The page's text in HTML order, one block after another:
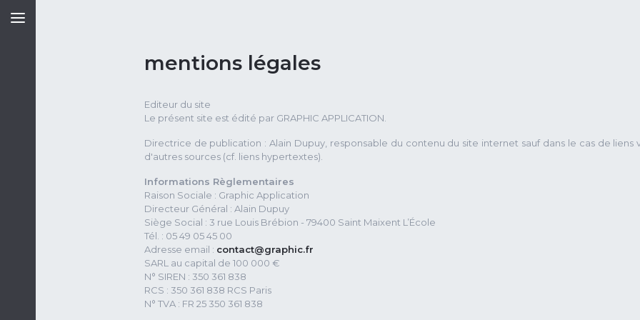
mentions légales
Editeur du site
Le présent site est édité par GRAPHIC APPLICATION.
Directrice de publication : Alain Dupuy, responsable du contenu du site internet sauf dans le cas de liens
d'autres sources (cf. liens hypertextes).
Informations Règlementaires
Raison Sociale : Graphic Application
Directeur Général : Alain Dupuy
Siège Social : 3 rue Louis Brébion - 79400 Saint Maixent L’École
Tél. : 05 49 05 45 00
Adresse email : contact@graphic.fr
SARL au capital de 100 000 €
N° SIREN : 350 361 838
RCS : 350 361 838 RCS Paris
N° TVA : FR 25 350 361 838